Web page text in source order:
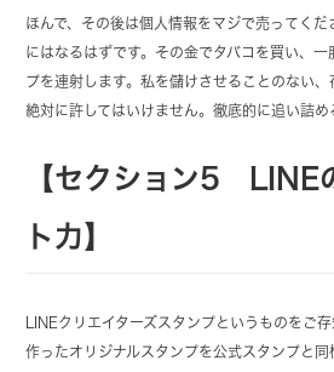
ほんで、その後は個人情報をマジで売ってく
にはなるはずです。その金でタバコを買い、
プを連射します。私を儲けさせることのない
絶対に許してはいけません。徹底的に追い詰め
【セクション5 LINE
ト力】
LINEクリエイターズスタンプというものをご
作ったオリジナルスタンプを公式スタンプと